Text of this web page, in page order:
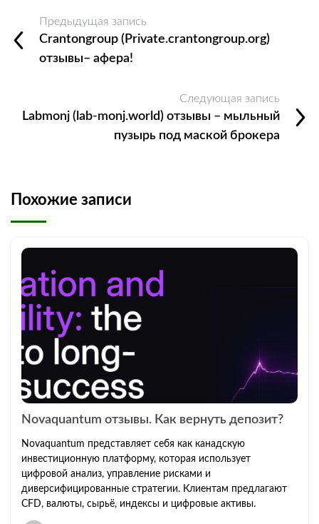
Предыдущая запись
Crantongroup (Private.crantongroup.org)
отзывы– афера!
Следующая запись
Labmonj (lab-monj.world) отзывы – мыльный
пузырь под маской брокера
Похожие записи
Novaquantum отзывы. Как вернуть депозит?
Novaquantum представляет себя как канадскую
инвестиционную платформу, которая использует
цифровой анализ, управление рисками и
диверсифицированные стратегии. Клиентам предлагают
CFD, валюты, сырьё, индексы и цифровые активы.